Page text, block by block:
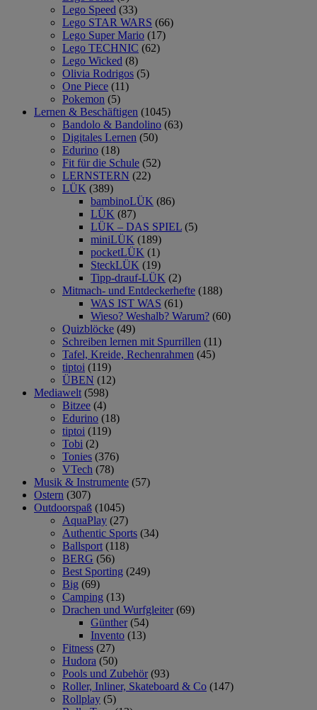
Lego Speed (33)
Lego STAR WARS (66)
Lego Super Mario (17)
Lego TECHNIC (62)
Lego Wicked (8)
Olivia Rodrigos (5)
One Piece (11)
Pokemon (5)
Lernen & Beschäftigen (1045)
Bandolo & Bandolino (63)
Digitales Lernen (50)
Edurino (18)
Fit für die Schule (52)
LERNSTERN (22)
LÜK (389)
bambinoLÜK (86)
LÜK (87)
LÜK – DAS SPIEL (5)
miniLÜK (189)
pocketLÜK (1)
SteckLÜK (19)
Tipp-drauf-LÜK (2)
Mitmach- und Entdeckerhefte (188)
WAS IST WAS (61)
Wieso? Weshalb? Warum? (60)
Quizblöcke (49)
Schreiben lernen mit Spurrillen (11)
Tafel, Kreide, Rechenrahmen (45)
tiptoi (119)
ÜBEN (12)
Mediawelt (598)
Bitzee (4)
Edurino (18)
tiptoi (119)
Tobi (2)
Tonies (376)
VTech (78)
Musik & Instrumente (57)
Ostern (307)
Outdoorspaß (1045)
AquaPlay (27)
Authentic Sports (34)
Ballsport (118)
BERG (56)
Best Sporting (249)
Big (69)
Camping (13)
Drachen und Wurfgleiter (69)
Günther (54)
Invento (13)
Fitness (27)
Hudora (50)
Pools und Zubehör (93)
Roller, Inliner, Skateboard & Co (147)
Rollplay (5)